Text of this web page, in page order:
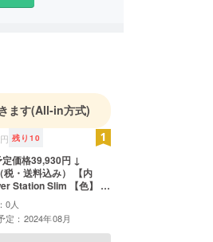
ます(All-in方式)
円 残り 10
価格39,930円 ↓
送料込み） 【内
Slim 【色】 ブ
造状況により
れる場合、早急にご連
。
0人
定：2024年08月